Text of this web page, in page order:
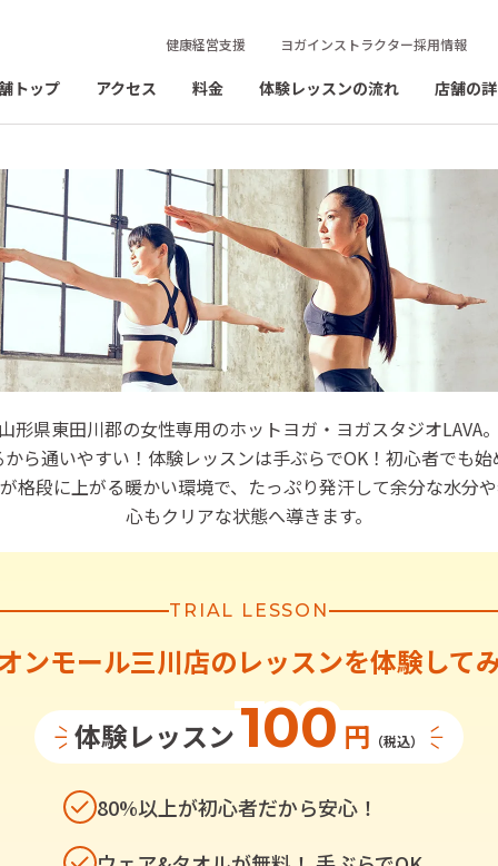
健康経営支援 ヨガインストラクター採用情報
トップ アクセス 料金 体験レッスンの流れ 店舗の
ール三川店
スタジオ
郡
形県東田川郡の女性専用のホットヨガ・ヨガスタジオLAVA
ら通いやすい！体験レッスンは手ぶらでOK！初心者でも
格段に上がる暖かい環境で、たっぷり発汗して余分な水分
心もクリアな状態へ導きます。
TRIAL LESSON
ンモール三川店のレッスンを体験して
体験レッスン100 円 （税込）
80%以上が初心者だから安心！